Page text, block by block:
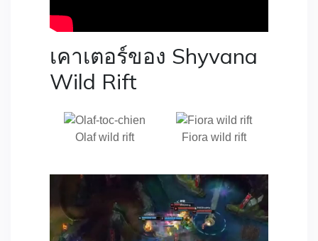
เคาเตอร์ของ Shyvana
Wild Rift
Olaf wild rift Fiora wild rift